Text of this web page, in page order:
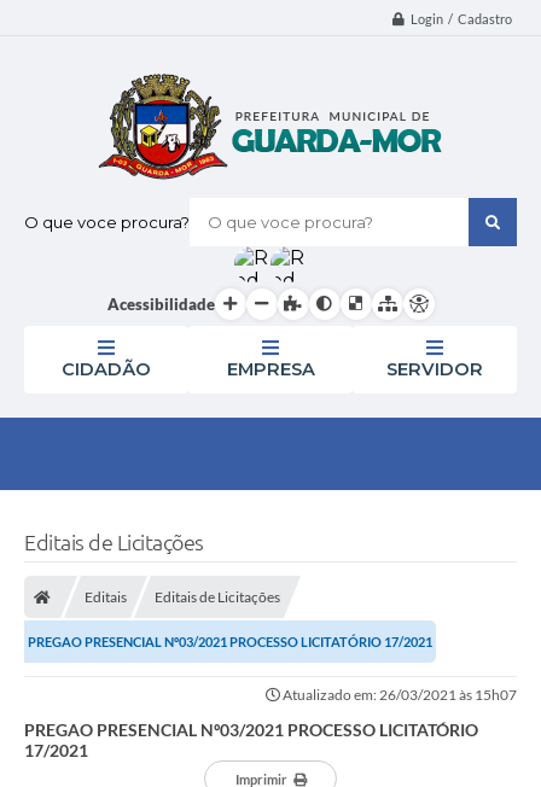
Login / Cadastro
O que voce procura?
Acessibilidade
CIDADÃO EMPRESA SERVIDOR
Editais de Licitações
Editais Editais de Licitações
PREGAO PRESENCIAL Nº03/2021 PROCESSO LICITATÓRIO 17/2021
Atualizado em: 26/03/2021 às 15h07
PREGAO PRESENCIAL Nº03/2021 PROCESSO LICITATÓRIO
17/2021
Imprimir